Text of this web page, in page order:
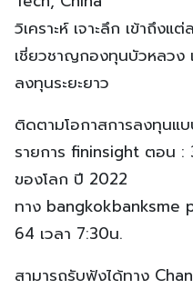
วิเคราะห์ เจาะลึก เข้าถึงแ
เชี่ยวชาญกองทุนบัวหลวง
ลงทุนระยะยาว
ติดตามโอกาสการลงทุนแ
รายการ fininsight ตอน :
ของโลก ปี 2022
ทาง bangkokbanksme
64 เวลา 7:30น.
สามารถรับฟังได้ทาง